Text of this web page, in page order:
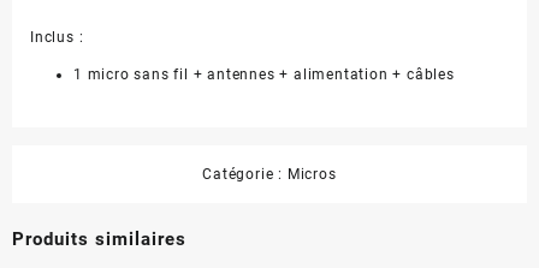
Inclus :
1 micro sans fil + antennes + alimentation + câbles
Catégorie : Micros
Produits similaires